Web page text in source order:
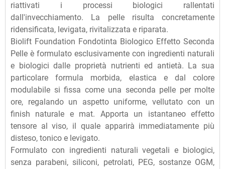
riattivati i processi biologici rallentati
dall'invecchiamento. La pelle risulta concretamente
ridensificata, levigata, rivitalizzata e riparata.
Biolift Foundation Fondotinta Biologico Effetto Seconda
Pelle è formulato esclusivamente con ingredienti naturali
e biologici dalle proprietà nutrienti ed antietà. La sua
particolare formula morbida, elastica e dal colore
modulabile si fissa come una seconda pelle per molte
ore, regalando un aspetto uniforme, vellutato con un
finish naturale e mat. Apporta un istantaneo effetto
tensore al viso, il quale apparirà immediatamente più
disteso, tonico e levigato.
Formulato con ingredienti naturali vegetali e biologici,
senza parabeni, siliconi, petrolati, PEG, sostanze OGM,